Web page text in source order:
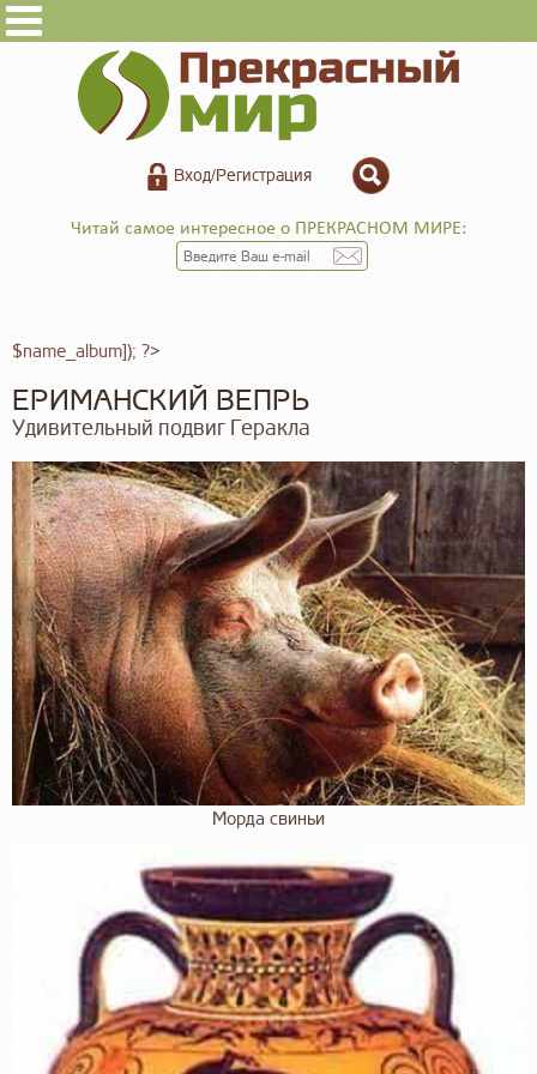
Вход/Регистрация
Читай самое интересное о ПРЕКРАСНОМ МИРЕ:
$name_album]); ?>
ЕРИМАНСКИЙ ВЕПРЬ
Удивительный подвиг Геракла
Морда свиньи